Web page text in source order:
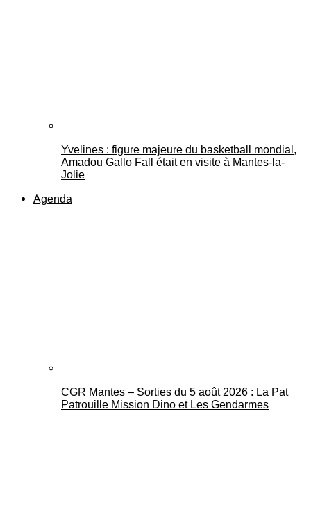
Yvelines : figure majeure du basketball mondial,
Amadou Gallo Fall était en visite à Mantes-la-
Jolie
Agenda
CGR Mantes – Sorties du 5 août 2026 : La Pat
Patrouille Mission Dino et Les Gendarmes